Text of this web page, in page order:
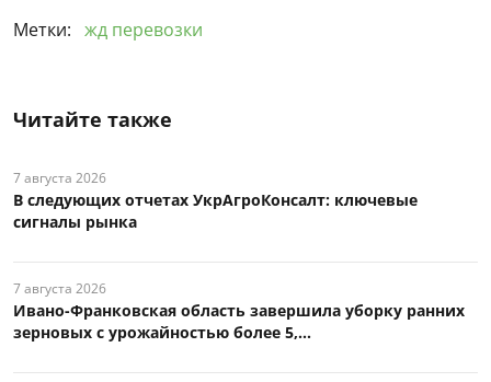
Метки: жд перевозки
Читайте также
7 августа 2026
В следующих отчетах УкрАгроКонсалт: ключевые
сигналы рынка
7 августа 2026
Ивано-Франковская область завершила уборку ранних
зерновых с урожайностью более 5,...